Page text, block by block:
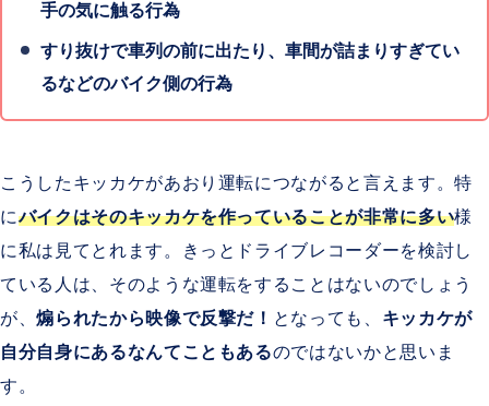
手の気に触る行為
すり抜けで車列の前に出たり、車間が詰まりすぎてい
るなどのバイク側の行為
こうしたキッカケがあおり運転につながると言えます。特
にバイクはそのキッカケを作っていることが非常に多い様
に私は見てとれます。きっとドライブレコーダーを検討し
ている人は、そのような運転をすることはないのでしょう
が、煽られたから映像で反撃だ！ となっても、 キッカケが
自分自身にあるなんてこともあるのではないかと思いま
す。